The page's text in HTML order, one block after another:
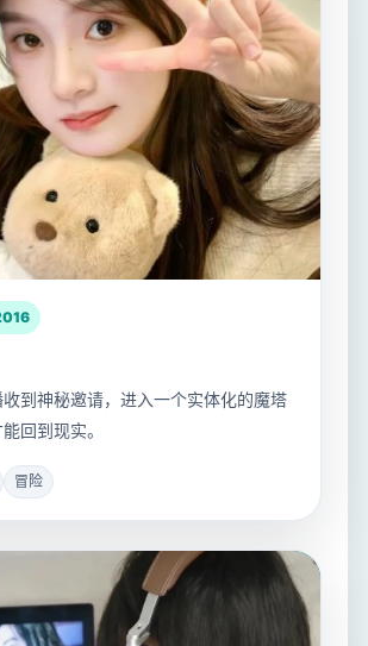
到神秘邀请，进入一个实体化的魔塔
回到现实。
冒险